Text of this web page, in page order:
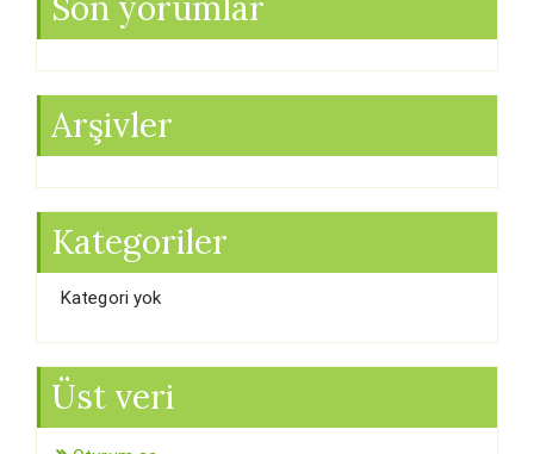
Arşivler
Kategoriler
Kategori yok
Üst veri